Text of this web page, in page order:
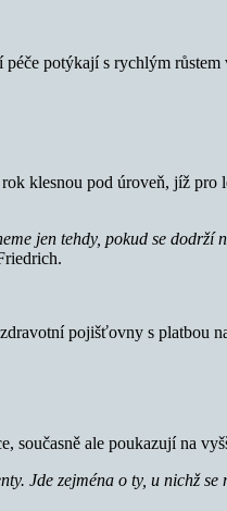
potýkají s rychlým růstem
klesnou pod úroveň, jíž pro
jen tehdy, pokud se dodrží
pojišťovny s platbou
ale poukazují na
Jde zejména o ty, u nichž se